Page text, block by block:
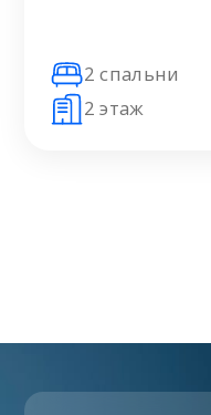
2 спальни
2 этаж